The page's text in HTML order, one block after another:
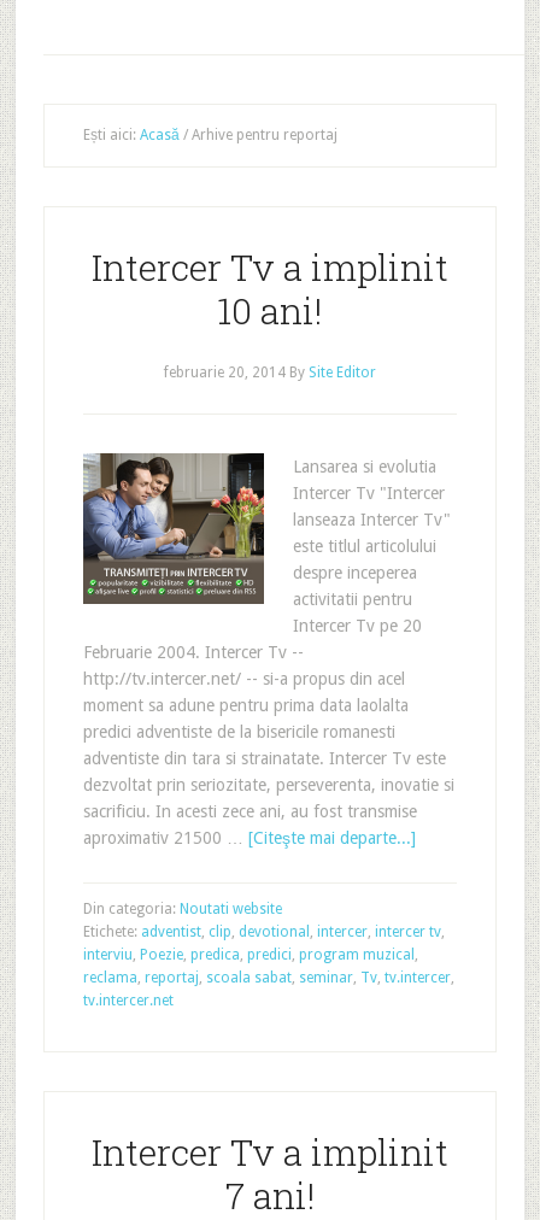
Ești aici: Acasă /Arhive pentru reportaj
Intercer Tv a implinit
10 ani!
februarie 20, 2014By Site Editor
Lansarea si evolutia
Intercer Tv "Intercer
lanseaza Intercer Tv"
este titlul articolului
despre inceperea
activitatii pentru
Intercer Tv pe 20
Februarie 2004. Intercer Tv --
http://tv.intercer.net/ -- si-a propus din acel
moment sa adune pentru prima data laolalta
predici adventiste de la bisericile romanesti
adventiste din tara si strainatate. Intercer Tv este
dezvoltat prin seriozitate, perseverenta, inovatie si
sacrificiu. In acesti zece ani, au fost transmise
aproximativ 21500 … [Citeşte mai departe...]
Din categoria: Noutati website
Etichete: adventist, clip, devotional , intercer, intercer tv,
interviu, Poezie, predica, predici, program muzical ,
reclama, reportaj, scoala sabat, seminar, Tv, tv.intercer,
tv.intercer.net
Intercer Tv a implinit
7 ani!